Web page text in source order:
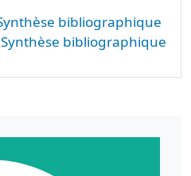
bibliographique
bibliographique